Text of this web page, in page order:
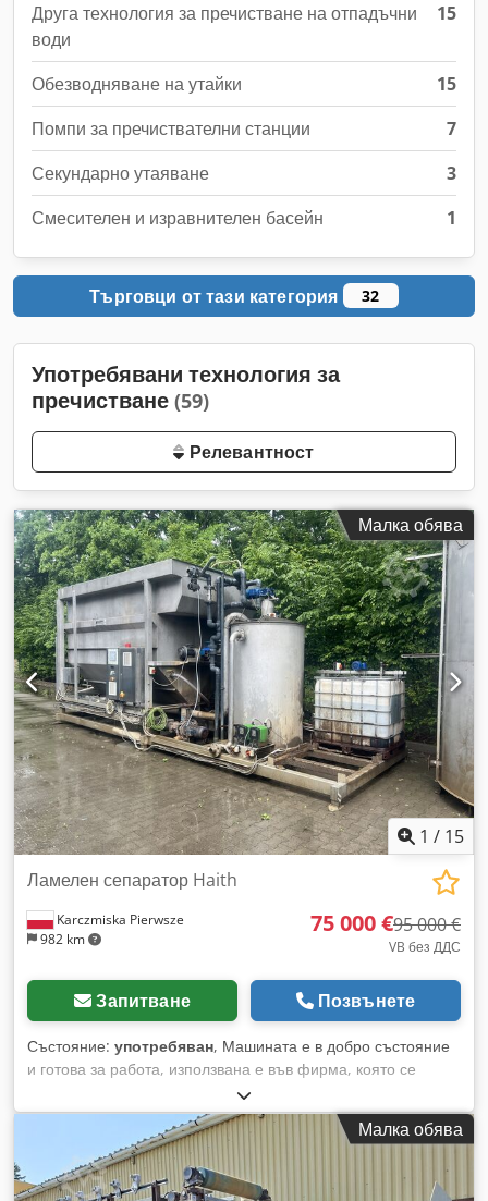
Друга технология за пречистване на отпадъчни
води
15
Обезводняване на утайки
15
Помпи за пречиствателни станции
7
Секундарно утаяване
3
Смесителен и изравнителен басейн
1
Търговци от тази категория 32
Употребявани технология за
пречистване (59)
Релевантност
Малка обява
1 / 15
Karczmiska Pierwsze
982 km
Ламелен сепаратор Haith
75 000 €95 000 €
VB без ДДС
Запитване Позвънете
Състояние: употребяван, Машината е в добро състояние
и готова за работа, използвана е във фирма, която се
занимава с измиване на зеленчуци. Машината извършва
предварителна обработка на отпадъчните води. Cedpfx
Aszc Ef Asf Eorf Моля, разгледайте и другите ми обяви.
Малка обява